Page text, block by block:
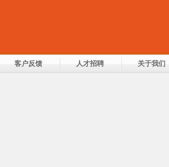
客户反馈 人才招聘 关于我们